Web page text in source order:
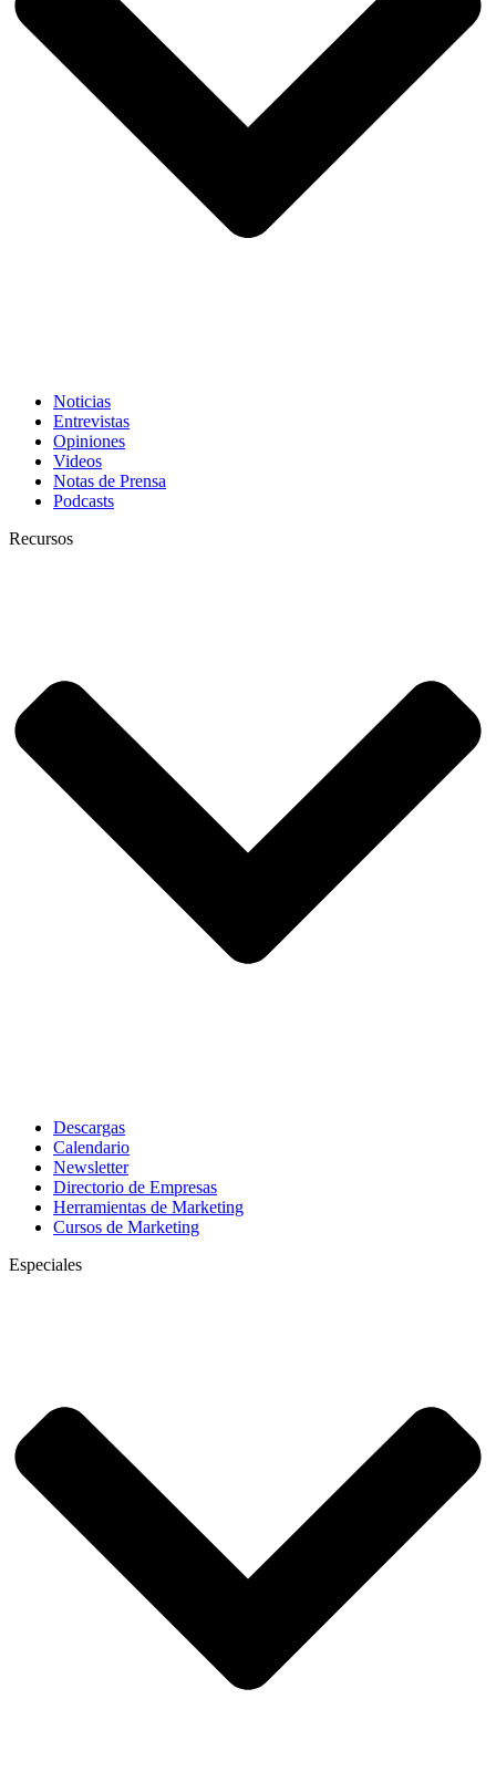
Noticias
Entrevistas
Opiniones
Videos
Notas de Prensa
Podcasts
Recursos
Descargas
Calendario
Newsletter
Directorio de Empresas
Herramientas de Marketing
Cursos de Marketing
Especiales